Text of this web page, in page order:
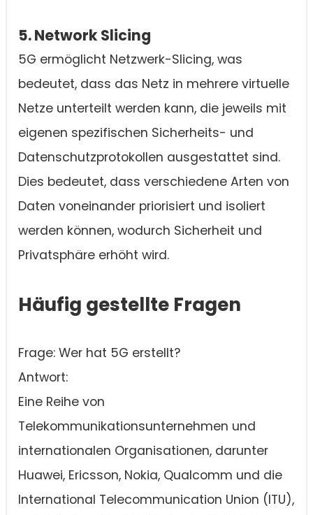
5. Network Slicing
5G ermöglicht Netzwerk-Slicing, was
bedeutet, dass das Netz in mehrere virtuelle
Netze unterteilt werden kann, die jeweils mit
eigenen spezifischen Sicherheits- und
Datenschutzprotokollen ausgestattet sind.
Dies bedeutet, dass verschiedene Arten von
Daten voneinander priorisiert und isoliert
werden können, wodurch Sicherheit und
Privatsphäre erhöht wird.
Häufig gestellte Fragen
Frage: Wer hat 5G erstellt?
Antwort:
Eine Reihe von
Telekommunikationsunternehmen und
internationalen Organisationen, darunter
Huawei, Ericsson, Nokia, Qualcomm und die
International Telecommunication Union (ITU),